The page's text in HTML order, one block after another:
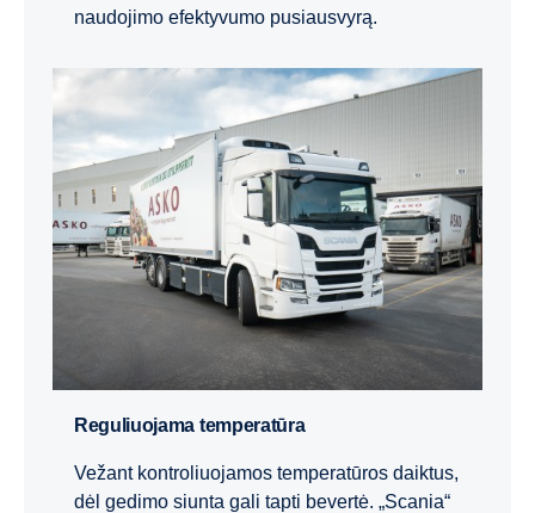
naudojimo efektyvumo pusiausvyrą.
Reguliuojama temperatūra
Vežant kontroliuojamos temperatūros daiktus,
dėl gedimo siunta gali tapti bevertė. „Scania“